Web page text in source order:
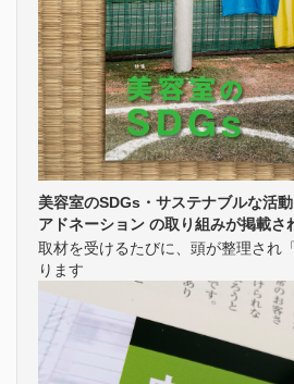
美容室のSDGs・サステナブルな活
アドネーション の取り組みが掲載さ
取材を受けるたびに、頭が整理され「
ります